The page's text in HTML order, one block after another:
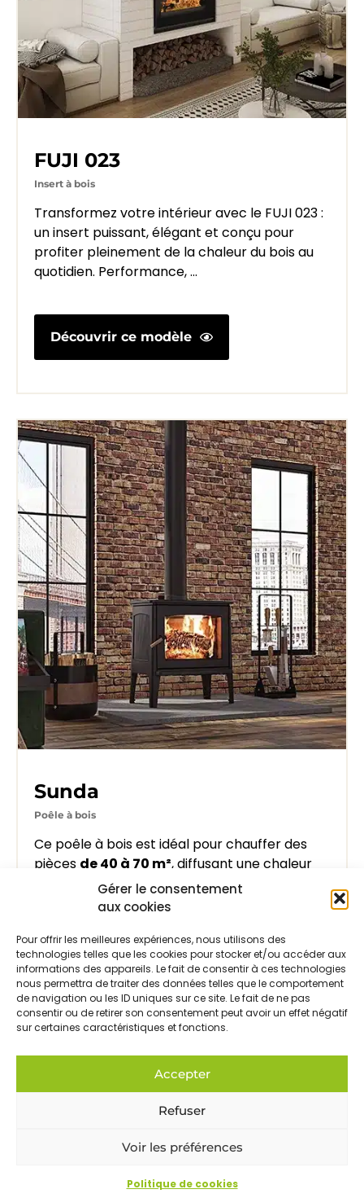
Gérer le consentement
aux cookies
Pour offrir les meilleures expériences, nous utilisons des
technologies telles que les cookies pour stocker et/ou accéder aux
informations des appareils. Le fait de consentir à ces technologies
nous permettra de traiter des données telles que le comportement
de navigation ou les ID uniques sur ce site. Le fait de ne pas
consentir ou de retirer son consentement peut avoir un effet négatif
sur certaines caractéristiques et fonctions.
Accepter
Refuser
Voir les préférences
Politique de cookies
FUJI 023
Insert à bois
Transformez votre intérieur avec le FUJI 023 :
un insert puissant, élégant et conçu pour
profiter pleinement de la chaleur du bois au
quotidien. Performance, ...
Découvrir ce modèle
Sunda
Poêle à bois
Ce poêle à bois est idéal pour chauffer des
pièces de 40 à 70 m², diffusant une chaleur
douce et durable. Sa conception en fonte ...
Découvrir ce modèle